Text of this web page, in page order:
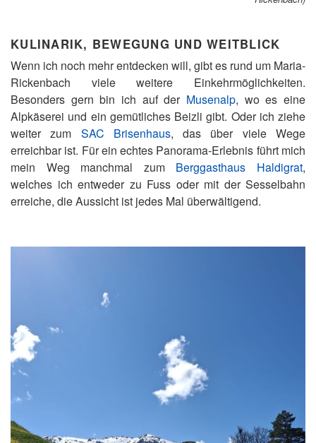
KULINARIK, BEWEGUNG UND WEITBLICK
Wenn ich noch mehr entdecken will, gibt es rund um Maria-
Rickenbach viele weitere Einkehrmöglichkeiten.
Besonders gern bin ich auf der Musenalp, wo es eine
Alpkäserei und ein gemütliches Beizli gibt. Oder ich ziehe
weiter zum SAC Brisenhaus, das über viele Wege
erreichbar ist. Für ein echtes Panorama-Erlebnis führt mich
mein Weg manchmal zum Berggasthaus Haldigrat,
welches ich entweder zu Fuss oder mit der Sesselbahn
erreiche, die Aussicht ist jedes Mal überwältigend.